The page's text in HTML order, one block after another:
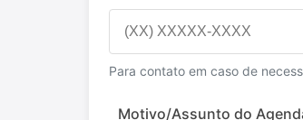
Para contato em caso de
Motivo/Assunto do